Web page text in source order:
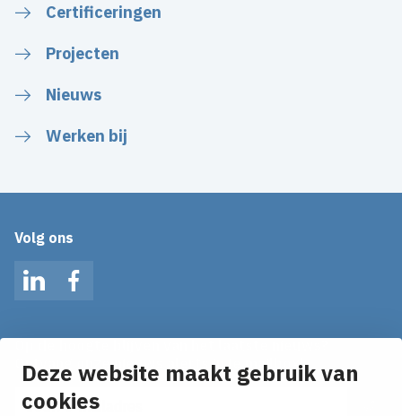
Deze website maakt gebruik van
cookies
Certificeringen
Projecten
Nieuws
Werken bij
Volg ons
LinkedInFacebook
Ontvang onze nieuws alerts in je mailbox!
E-mailadres